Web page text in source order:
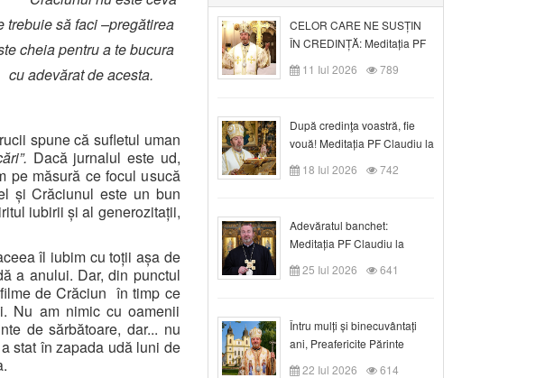
trebuie să faci –pregătirea
cheia pentru a te bucura
cu adevărat de acesta.
spune că sufletul uman
Dacă jurnalul este ud,
pe măsură ce focul usucă
și Crăciunul este un bun
iubirii și al generozitații,
îl iubim cu toții așa de
a anului. Dar, din punctul
de Crăciun în timp ce
Nu am nimic cu oamenii
de sărbătoare, dar... nu
stat în zapada udă luni de
CELOR CARE NE SUSȚIN
ÎN CREDINȚĂ: Meditația PF
Claudiu la Duminica a VI-a
după Rusalii
11 Iul 2026 789
După credinţa voastră, fie
vouă! Meditația PF Claudiu la
duminica a VII-a după Rusalii
18 Iul 2026 742
Adevăratul banchet:
Meditația PF Claudiu la
Duminica a VIII-a după
Rusalii
25 Iul 2026 641
Întru mulți și binecuvântați
ani, Preafericite Părinte
Claudiu!
22 Iul 2026 614